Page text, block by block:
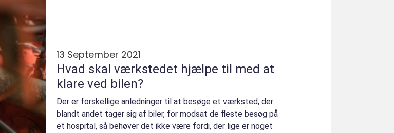
13 September 2021
Hvad skal værkstedet hjælpe til med at
klare ved bilen?
Der er forskellige anledninger til at besøge et værksted, der
blandt andet tager sig af biler, for modsat de fleste besøg på
et hospital, så behøver det ikke være fordi, der lige er noget